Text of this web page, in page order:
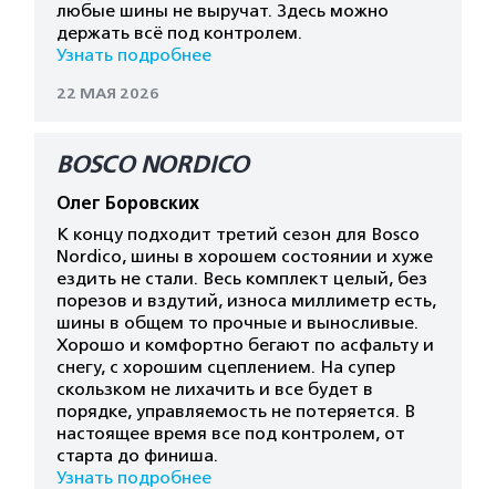
любые шины не выручат. Здесь можно
держать всё под контролем.
Узнать подробнее
22 МАЯ 2026
BOSCO NORDICO
Олег Боровских
К концу подходит третий сезон для Bosco
Nordico, шины в хорошем состоянии и хуже
ездить не стали. Весь комплект целый, без
порезов и вздутий, износа миллиметр есть,
шины в общем то прочные и выносливые.
Хорошо и комфортно бегают по асфальту и
снегу, с хорошим сцеплением. На супер
скользком не лихачить и все будет в
порядке, управляемость не потеряется. В
настоящее время все под контролем, от
старта до финиша.
Узнать подробнее